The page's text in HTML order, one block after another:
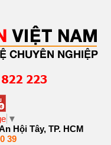
▼
Hội Tây, TP. HCM
39